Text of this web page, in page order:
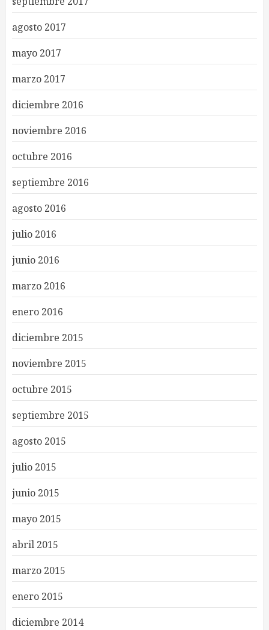
agosto 2017
mayo 2017
marzo 2017
diciembre 2016
noviembre 2016
octubre 2016
septiembre 2016
agosto 2016
julio 2016
junio 2016
marzo 2016
enero 2016
diciembre 2015
noviembre 2015
octubre 2015
septiembre 2015
agosto 2015
julio 2015
junio 2015
mayo 2015
abril 2015
marzo 2015
enero 2015
diciembre 2014